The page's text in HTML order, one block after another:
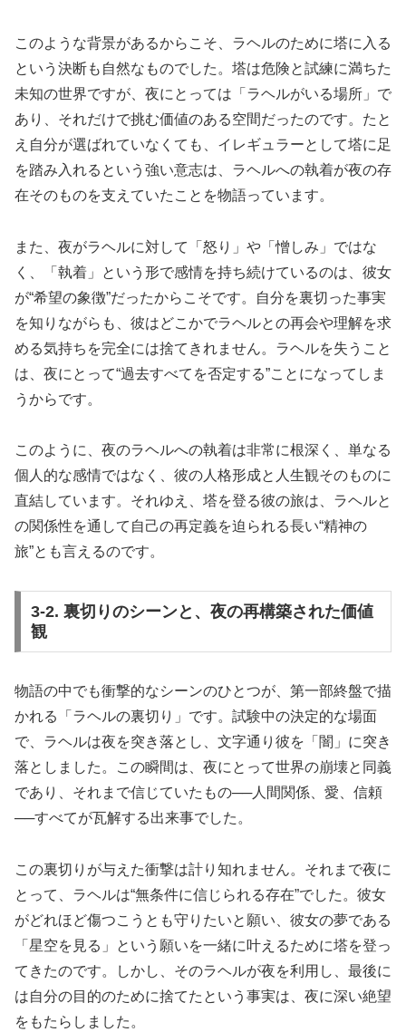
このような背景があるからこそ、ラヘルのために塔に入る
という決断も自然なものでした。塔は危険と試練に満ちた
未知の世界ですが、夜にとっては「ラヘルがいる場所」で
あり、それだけで挑む価値のある空間だったのです。たと
え自分が選ばれていなくても、イレギュラーとして塔に足
を踏み入れるという強い意志は、ラヘルへの執着が夜の存
在そのものを支えていたことを物語っています。
また、夜がラヘルに対して「怒り」や「憎しみ」ではな
く、「執着」という形で感情を持ち続けているのは、彼女
が“希望の象徴”だったからこそです。自分を裏切った事実
を知りながらも、彼はどこかでラヘルとの再会や理解を求
める気持ちを完全には捨てきれません。ラヘルを失うこと
は、夜にとって“過去すべてを否定する”ことになってしま
うからです。
このように、夜のラヘルへの執着は非常に根深く、単なる
個人的な感情ではなく、彼の人格形成と人生観そのものに
直結しています。それゆえ、塔を登る彼の旅は、ラヘルと
の関係性を通して自己の再定義を迫られる長い“精神の
旅”とも言えるのです。
3-2. 裏切りのシーンと、夜の再構築された価値
観
物語の中でも衝撃的なシーンのひとつが、第一部終盤で描
かれる「ラヘルの裏切り」です。試験中の決定的な場面
で、ラヘルは夜を突き落とし、文字通り彼を「闇」に突き
落としました。この瞬間は、夜にとって世界の崩壊と同義
であり、それまで信じていたもの──人間関係、愛、信頼
──すべてが瓦解する出来事でした。
この裏切りが与えた衝撃は計り知れません。それまで夜に
とって、ラヘルは“無条件に信じられる存在”でした。彼女
がどれほど傷つこうとも守りたいと願い、彼女の夢である
「星空を見る」という願いを一緒に叶えるために塔を登っ
てきたのです。しかし、そのラヘルが夜を利用し、最後に
は自分の目的のために捨てたという事実は、夜に深い絶望
をもたらしました。